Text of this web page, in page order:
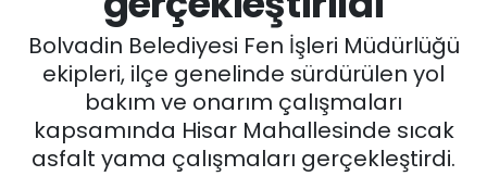
Bolvadin Belediyesi Fen İşleri Müdürlüğü
ekipleri, ilçe genelinde sürdürülen yol
bakım ve onarım çalışmaları
kapsamında Hisar Mahallesinde sıcak
asfalt yama çalışmaları gerçekleştirdi.
SİYASET
EĞİTİM
MAGAZİN
SAĞLIK
Tüm Manşetler
Son Dakika Haberleri
Haber Arşivi